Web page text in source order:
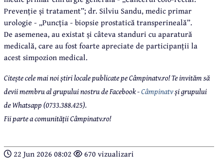
Prevenție și tratament”; dr. Silviu Sandu, medic primar
urologie - „Puncția - biopsie prostatică transperineală”.
De asemenea, au existat și câteva standuri cu aparatură
medicală, care au fost foarte apreciate de participanții la
acest simpozion medical.
Citește cele mai noi știri locale publicate pe Câmpinatv.ro! Te invităm să
devii membru al grupului nostru de Facebook -Câmpinatvși grupului
de Whatsapp (0733.388.425).
Fii parte a comunității Câmpinatv.ro!
22 Jun 2026 08:02 670 vizualizari